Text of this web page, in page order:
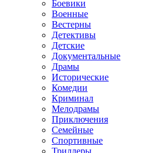
Боевики
Военные
Вестерны
Детективы
Детские
Документальные
Драмы
Исторические
Комедии
Криминал
Мелодрамы
Приключения
Семейные
Спортивные
Триллеры